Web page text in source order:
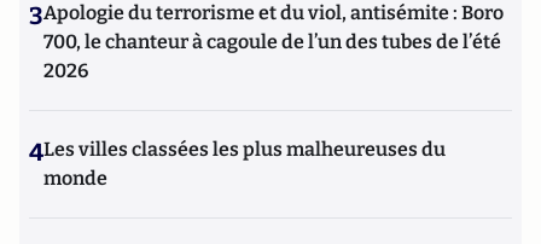
3Apologie du terrorisme et du viol, antisémite : Boro
700, le chanteur à cagoule de l’un des tubes de l’été
2026
4Les villes classées les plus malheureuses du
monde